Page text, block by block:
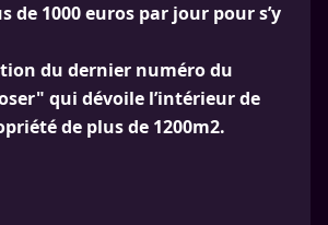
de 1000 euros par jour pour s’y
du dernier numéro du
qui dévoile l’intérieur de
de plus de 1200m2.